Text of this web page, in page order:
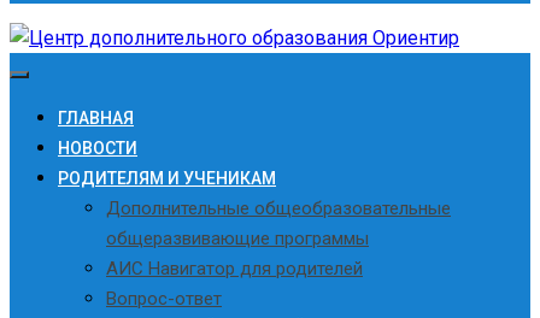
ГЛАВНАЯ
НОВОСТИ
РОДИТЕЛЯМ И УЧЕНИКАМ
Дополнительные общеобразовательные
общеразвивающие программы
АИС Навигатор для родителей
Вопрос-ответ